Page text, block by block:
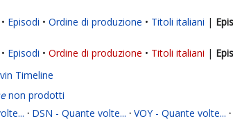
Episodi Ordine di produzione Titoli italiani |
Episodi Ordine di produzione Titoli italiani |
Timeline
non prodotti
· DSN - Quante volte... · VOY - Quante volte... ·